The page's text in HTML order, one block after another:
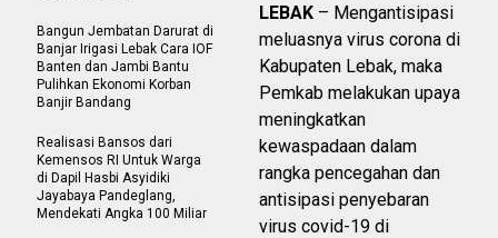
LEBAK – Mengantisipasi
meluasnya virus corona di
Kabupaten Lebak, maka
Pemkab melakukan upaya
meningkatkan
kewaspadaan dalam
rangka pencegahan dan
antisipasi penyebaran
virus covid-19 di
Bangun Jembatan Darurat di
Banjar Irigasi Lebak Cara IOF
Banten dan Jambi Bantu
Pulihkan Ekonomi Korban
Banjir Bandang
Realisasi Bansos dari
Kemensos RI Untuk Warga
di Dapil Hasbi Asyidiki
Jayabaya Pandeglang,
Mendekati Angka 100 Miliar